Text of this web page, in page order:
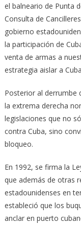
el balneario de Punta
Consulta de
gobierno
la participación de
venta de armas a
estrategia aislar a
Posterior al derrumbe
la extrema derecha
legislaciones que no
contra Cuba, sino
bloqueo.
En 1992, se firma la
que además de otras
estadounidenses en
estableció que los
anclar en puerto